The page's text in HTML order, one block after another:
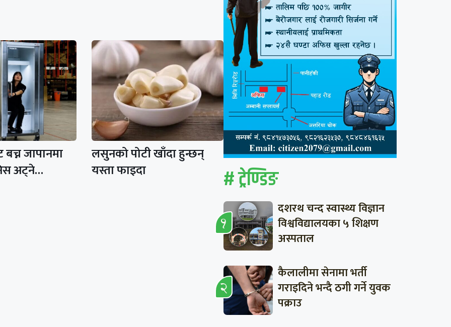
बच्न जापानमा
अट्ने…
लसुनको पोटी खाँदा हुन्छन्
यस्ता फाइदा
# ट्रेण्डिङ
दशरथ चन्द स्वास्थ्य विज्ञान
विश्वविद्यालयका ५ शिक्षण
अस्पताल
कैलालीमा सेनामा भर्ती
गराइदिने भन्दै ठगी गर्ने युवक
पक्राउ